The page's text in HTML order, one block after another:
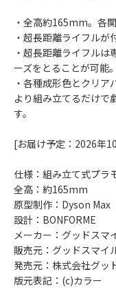
・全高約165mm。各
・超長距離ライフルが
・超長距離ライフル
ーズをとることが可能。
・各種成形色とクリ
より組み立てるだけで
す。
[お届け予定：2026年
仕様：組み立て式プラ
全高：約165mm
原型制作：Dyson Max
設計：BONFORME
メーカー：グッドスマ
販売元：グッドスマイ
発売元：株式会社グッ
版元表記：(c)カラー